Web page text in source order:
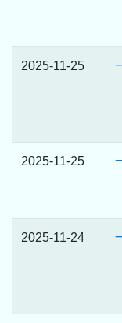
2025-11-25
2025-11-25
2025-11-24